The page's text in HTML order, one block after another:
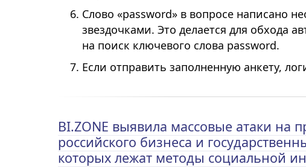
Слово «password» в вопросе написано
звездочками. Это делается для обхода
на поиск ключевого слова password.
Если отправить заполненную анкету,
BI.ZONE выявила массовые атаки на
российского бизнеса и
которых лежат методы социальной